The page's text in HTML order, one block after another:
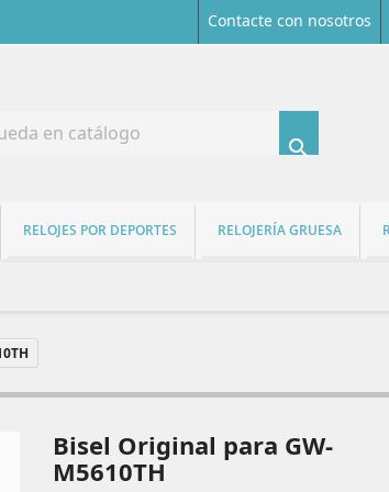
Contacte con nosotros

RELOJES POR DEPORTES RELOJERÍA GRUESA
Bisel Original para GW-
M5610TH